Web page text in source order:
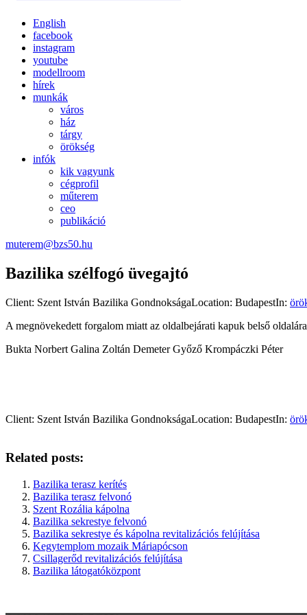
English
facebook
instagram
youtube
modellroom
hírek
munkák
város
ház
tárgy
örökség
infók
kik vagyunk
cégprofil
műterem
ceo
publikáció
muterem@bzs50.hu
Bazilika szélfogó üvegajtó
Client: Szent István Bazilika GondnokságaLocation: BudapestIn:
A megnövekedett forgalom miatt az oldalbejárati kapuk belső
Bukta Norbert Galina Zoltán Demeter Győző Krompáczki Péter
Client: Szent István Bazilika GondnokságaLocation: BudapestIn:
Related posts:
Bazilika terasz kerítés
Bazilika terasz felvonó
Szent Rozália kápolna
Bazilika sekrestye felvonó
Bazilika sekrestye és kápolna revitalizációs felújítása
Kegytemplom mozaik Máriapócson
Csillagerőd revitalizációs felújítása
Bazilika látogatóközpont